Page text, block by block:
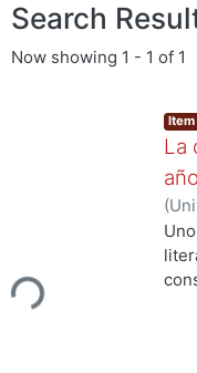
Search
Now showing 1 - 1 of 1
Loading...
Item
La
(
de